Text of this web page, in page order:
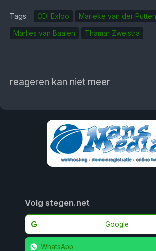
Tags: CDI Exloo
Marieke van der Putten
Marlies van Baalen
Thamar Zweistra
reageren kan niet meer
Volg stegen.net
Google
WhatsApp